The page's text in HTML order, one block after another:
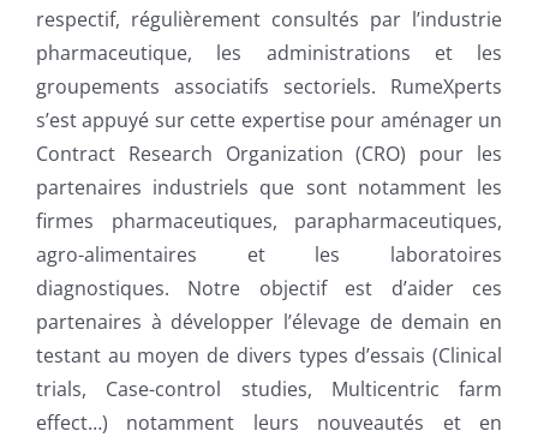
respectif, régulièrement consultés par l’industrie
pharmaceutique, les administrations et les
groupements associatifs sectoriels. RumeXperts
s’est appuyé sur cette expertise pour aménager un
Contract Research Organization (CRO) pour les
partenaires industriels que sont notamment les
firmes pharmaceutiques, parapharmaceutiques,
agro-alimentaires et les laboratoires
diagnostiques. Notre objectif est d’aider ces
partenaires à développer l’élevage de demain en
testant au moyen de divers types d’essais (Clinical
trials, Case-control studies, Multicentric farm
effect…) notamment leurs nouveautés et en